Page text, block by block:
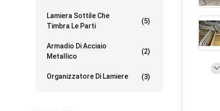
Lamiera Sottile Che
Timbra Le Parti
(5)
Armadio Di Acciaio
Metallico
(2)
Organizzatore Di Lamiere (3)